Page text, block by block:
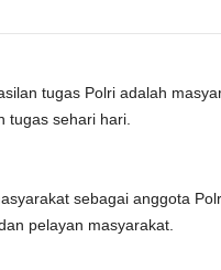
tugas Polri adalah
tugas sehari hari.
sebagai anggota
pelayan masyarakat.